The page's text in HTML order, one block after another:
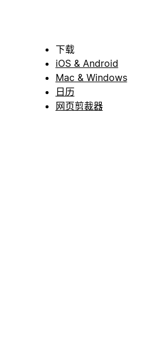
下载
iOS & Android
Mac & Windows
日历
网页剪裁器